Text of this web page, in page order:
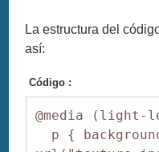
La estructura del
así:
Código :
@media
p {